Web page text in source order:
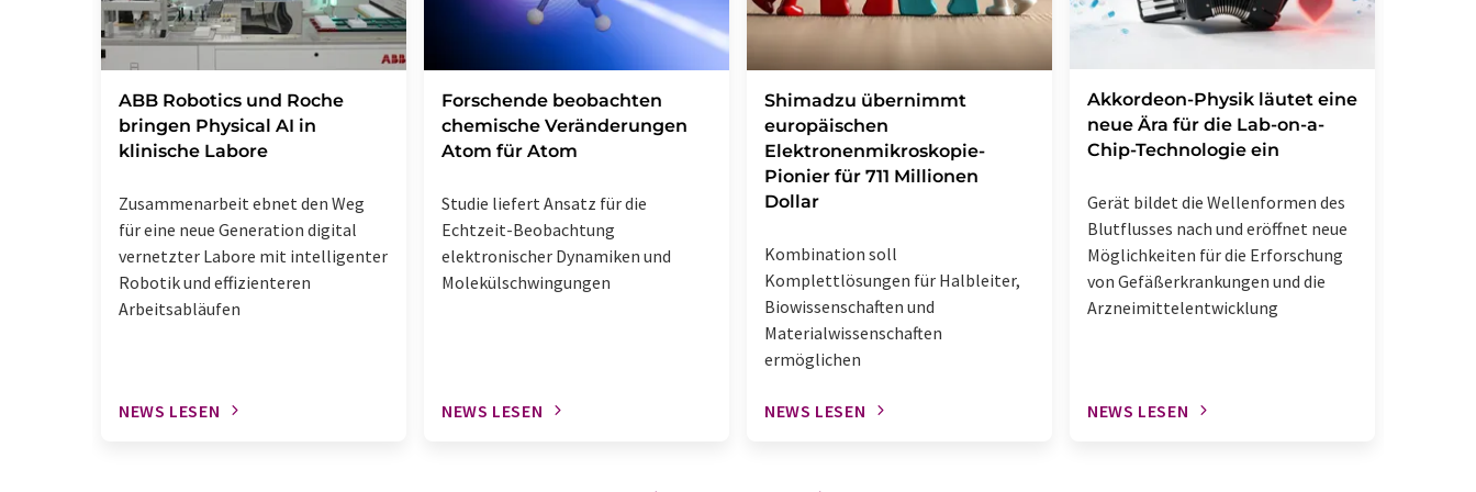
​​​​​​​ABB Robotics und Roche
bringen Physical AI in
klinische Labore
Zusammenarbeit ebnet den Weg
für eine neue Generation digital
vernetzter Labore mit intelligenter
Robotik und effizienteren
Arbeitsabläufen
NEWS LESEN
Forschende beobachten
chemische Veränderungen
Atom für Atom
Studie liefert Ansatz für die
Echtzeit-Beobachtung
elektronischer Dynamiken und
Molekülschwingungen
NEWS LESEN
Shimadzu übernimmt
europäischen
Elektronenmikroskopie-
Pionier für 711 Millionen
Dollar
Kombination soll
Komplettlösungen für Halbleiter,
Biowissenschaften und
Materialwissenschaften
ermöglichen
NEWS LESEN
Akkordeon-Physik läutet eine
neue Ära für die Lab-on-a-
Chip-Technologie ein
Gerät bildet die Wellenformen des
Blutflusses nach und eröffnet neue
Möglichkeiten für die Erforschung
von Gefäßerkrankungen und die
Arzneimittelentwicklung
NEWS LESEN